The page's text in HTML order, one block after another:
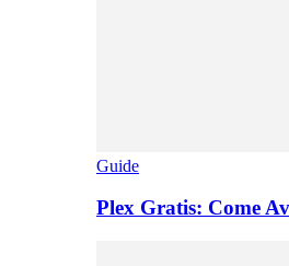
Guide
Plex Gratis: Come